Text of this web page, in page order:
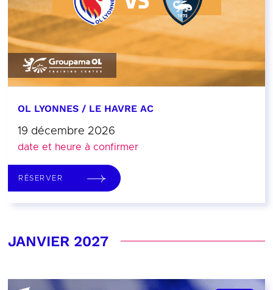
OL LYONNES / LE HAVRE AC
19 décembre 2026
date et heure à confirmer
RÉSERVER
JANVIER 2027